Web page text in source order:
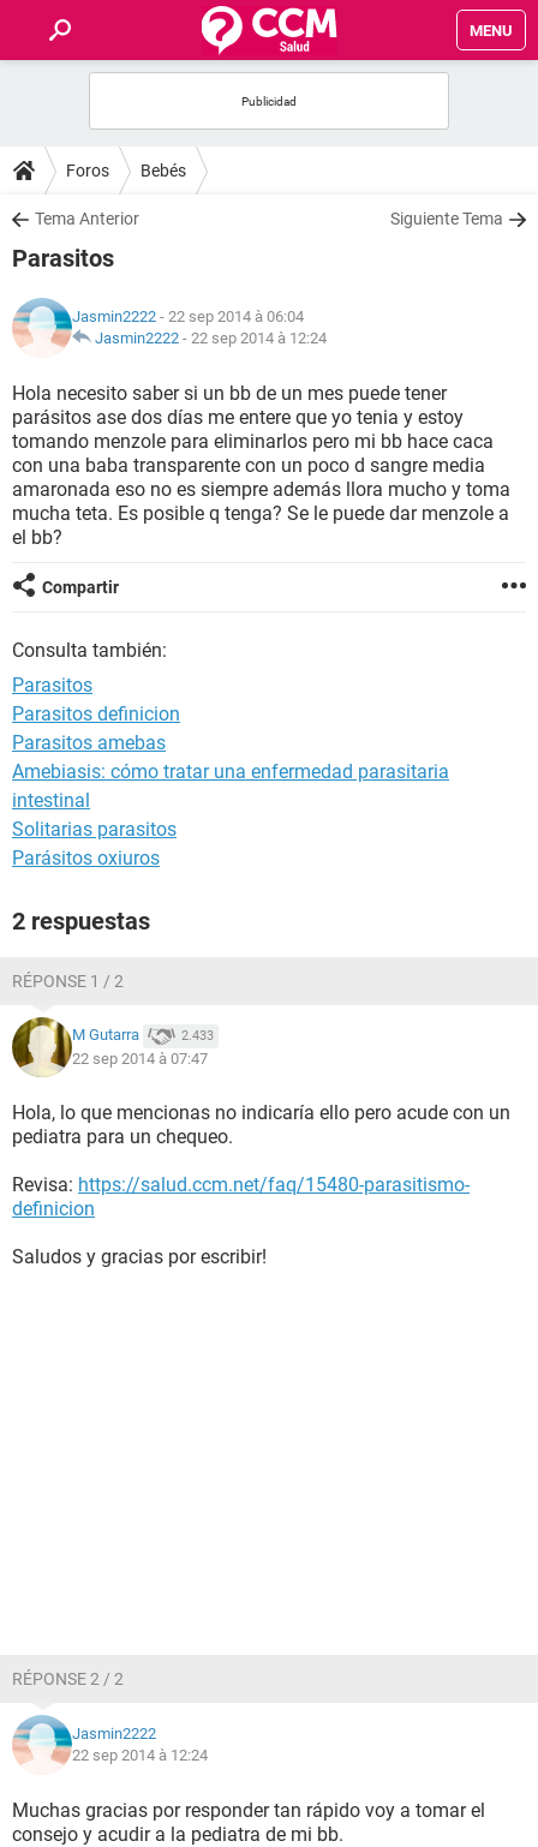
MENU
FORUMS
SALUD
NUTRICIÓN
BIENESTAR
SEXUALIDAD
GLOSARIO
Foros Bebés
Tema Anterior Siguiente Tema
Parasitos
Jasmin2222 - 22 sep 2014 à 06:04
Jasmin2222 - 22 sep 2014 à 12:24
Hola necesito saber si un bb de un mes puede tener
parásitos ase dos días me entere que yo tenia y estoy
tomando menzole para eliminarlos pero mi bb hace caca
con una baba transparente con un poco d sangre media
amaronada eso no es siempre además llora mucho y toma
mucha teta. Es posible q tenga? Se le puede dar menzole a
el bb?
Compartir
Consulta también:
Parasitos
Parasitos definicion
Parasitos amebas
Amebiasis: cómo tratar una enfermedad parasitaria
intestinal
Solitarias parasitos
Parásitos oxiuros
2 respuestas
RÉPONSE 1 / 2
M Gutarra 2.433
22 sep 2014 à 07:47
Hola, lo que mencionas no indicaría ello pero acude con un
pediatra para un chequeo.
Revisa: https://salud.ccm.net/faq/15480-parasitismo-
definicion
Saludos y gracias por escribir!
RÉPONSE 2 / 2
Jasmin2222
22 sep 2014 à 12:24
Muchas gracias por responder tan rápido voy a tomar el
consejo y acudir a la pediatra de mi bb.